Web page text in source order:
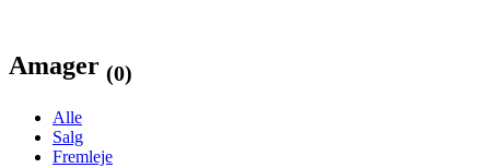
Amager (0)
Alle
Salg
Fremleje